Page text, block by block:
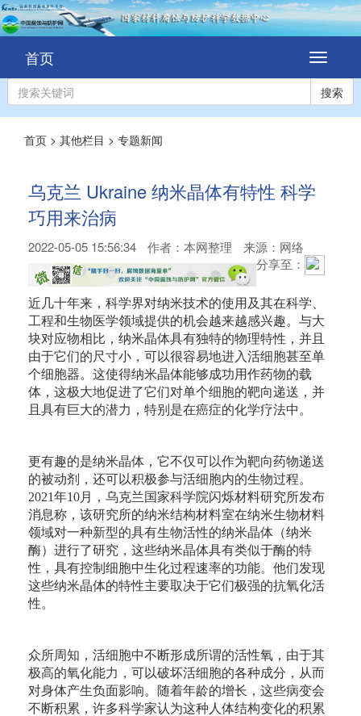
切
换
导
航
首页
搜索
首页 > 其他栏目 > 专题新闻
乌克兰 Ukraine 纳米晶体有特性 科学
巧用来治病
2022-05-05 15:56:34 作者： 本网整理
来源：网络
分享至：
近几十年来，科学界对纳米技术的使用及其在科学、
工程和生物医学领域提供的机会越来越感兴趣。与大
块对应物相比，纳米晶体具有独特的物理特性，并且
由于它们的尺寸小，可以很容易地进入活细胞甚至单
个细胞器。这使得纳米晶体能够成功用作药物的载
体，这极大地促进了它们对单个细胞的靶向递送，并
且具有巨大的潜力，特别是在癌症的化学疗法中。
更有趣的是纳米晶体，它不仅可以作为靶向药物递送
的被动剂，还可以积极参与活细胞内的生物过程。
2021年10月，乌克兰国家科学院闪烁材料研究所发布
消息称，该研究所的纳米结构材料室在纳米生物材料
领域对一种新型的具有生物活性的纳米晶体（纳米
酶）进行了研究，这些纳米晶体具有类似于酶的特
性，具有控制细胞中生化过程速率的功能。他们发现
这些纳米晶体的特性主要取决于它们极强的抗氧化活
性。
众所周知，活细胞中不断形成所谓的活性氧，由于其
极高的氧化能力，可以破坏活细胞的各种成分，从而
对身体产生负面影响。随着年龄的增长，这些病变会
不断积累，许多科学家认为这种人体结构变化的积累